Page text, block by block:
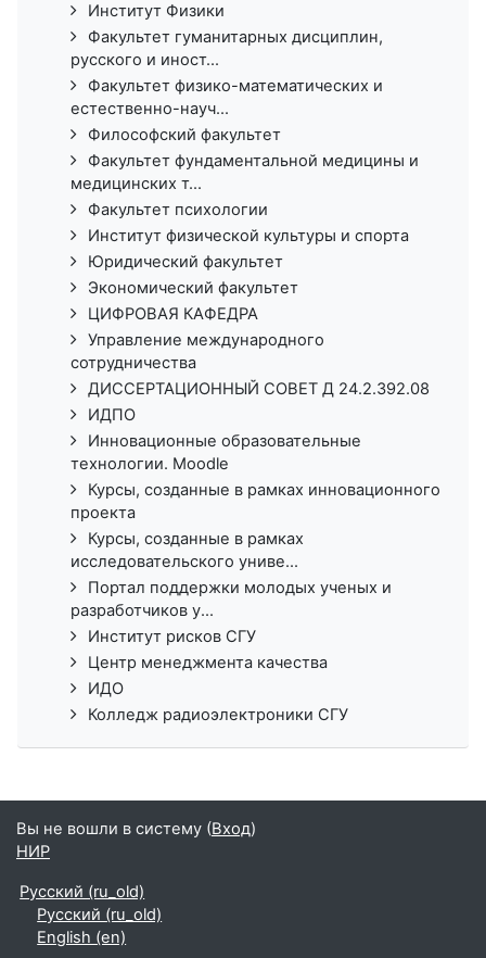
Институт Физики
Факультет гуманитарных дисциплин,
русского и иност...
Факультет физико-математических и
естественно-науч...
Философский факультет
Факультет фундаментальной медицины и
медицинских т...
Факультет психологии
Институт физической культуры и спорта
Юридический факультет
Экономический факультет
ЦИФРОВАЯ КАФЕДРА
Управление международного
сотрудничества
ДИССЕРТАЦИОННЫЙ СОВЕТ Д 24.2.392.08
ИДПО
Инновационные образовательные
технологии. Moodle
Курсы, созданные в рамках инновационного
проекта
Курсы, созданные в рамках
исследовательского униве...
Портал поддержки молодых ученых и
разработчиков у...
Институт рисков СГУ
Центр менеджмента качества
ИДО
Колледж радиоэлектроники СГУ
Вы не вошли в систему (Вход)
НИР
Русский ‎(ru_old)‎
Русский ‎(ru_old)‎
English ‎(en)‎